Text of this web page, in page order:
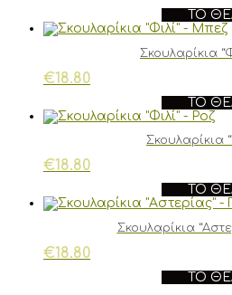
ΤΟ
Σκουλαρίκια
€18.80
ΤΟ
Σκουλαρίκια
€18.80
ΤΟ
Σκουλαρίκια
€18.80
ΤΟ